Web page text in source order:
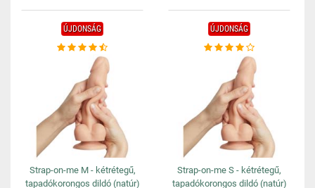
ÚJDONSÁG
Strap-on-me M - kétrétegű,
tapadókorongos dildó (natúr)
ÚJDONSÁG
Strap-on-me S - kétrétegű,
tapadókorongos dildó (natúr)